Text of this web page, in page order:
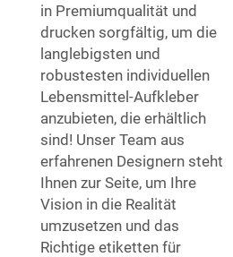
in Premiumqualität und
drucken sorgfältig, um die
langlebigsten und
robustesten individuellen
Lebensmittel-Aufkleber
anzubieten, die erhältlich
sind! Unser Team aus
erfahrenen Designern steht
Ihnen zur Seite, um Ihre
Vision in die Realität
umzusetzen und das
Richtige etiketten für